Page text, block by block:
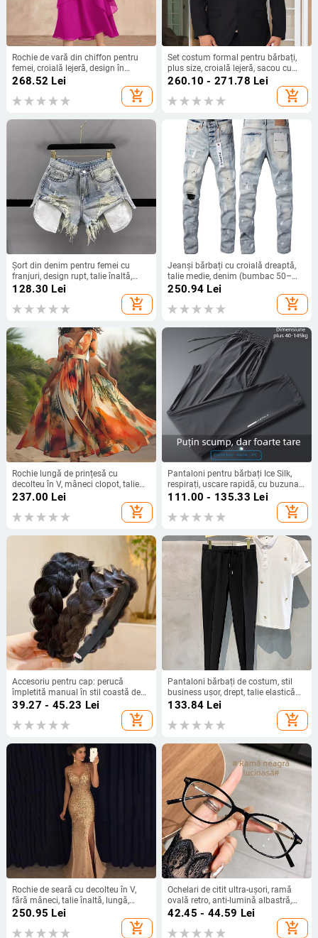
Rochie de vară din chiffon pentru
femei, croială lejeră, design în
straturi, guler rotund, mâneci clopot,
268.52 Lei
add_shopping_cart
Set costum formal pentru bărbați,
plus size, croială lejeră, sacou cu
două nasturi, material poliester, fără
260.10 - 271.78 Lei
add_shopping_cart
Șort din denim pentru femei cu
franjuri, design rupt, talie înaltă,
croială largă, lungime 3/4
128.30 Lei
add_shopping_cart
Jeanși bărbați cu croială dreaptă,
talie medie, denim (bumbac 50–
70%), aplicații
250.94 Lei
add_shopping_cart
Rochie lungă de prințesă cu
decolteu în V, mâneci clopot, talie
înaltă, imprimeu geometric,
237.00 Lei
add_shopping_cart
Pantaloni pentru bărbați Ice Silk,
respirați, uscare rapidă, cu buzunar
pe fermoar, talie medie, croială
111.00 - 135.33 Lei
add_shopping_cart
Accesoriu pentru cap: perucă
împletită manual în stil coastă de
pește, pe bandă pentru păr cu dinți
antiderapare, vârf înalt; Mingfeng
Jewelry; Material: Perucă; Tratare:
MF901239
39.27 - 45.23 Lei
add_shopping_cart
Pantaloni bărbați de costum, stil
business ușor, drept, talie elastică
cu șnur, 95% poliester
133.84 Lei
add_shopping_cart
Rochie de seară cu decolteu în V,
fără mâneci, talie înaltă, lungă,
fustă în croi leagăn, poliester,
250.95 Lei
add_shopping_cart
Ochelari de citit ultra-ușori, ramă
ovală retro, anti-lumină albastră,
lentile monofocale
42.45 - 44.59 Lei
add_shopping_cart